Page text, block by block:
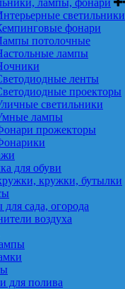
светильники
фонари
потолочные
лампы
ленты
проекторы
светильники
лампы
прожекторы
для обуви
кружки, бутылки
для сада, огорода
воздуха
для полива